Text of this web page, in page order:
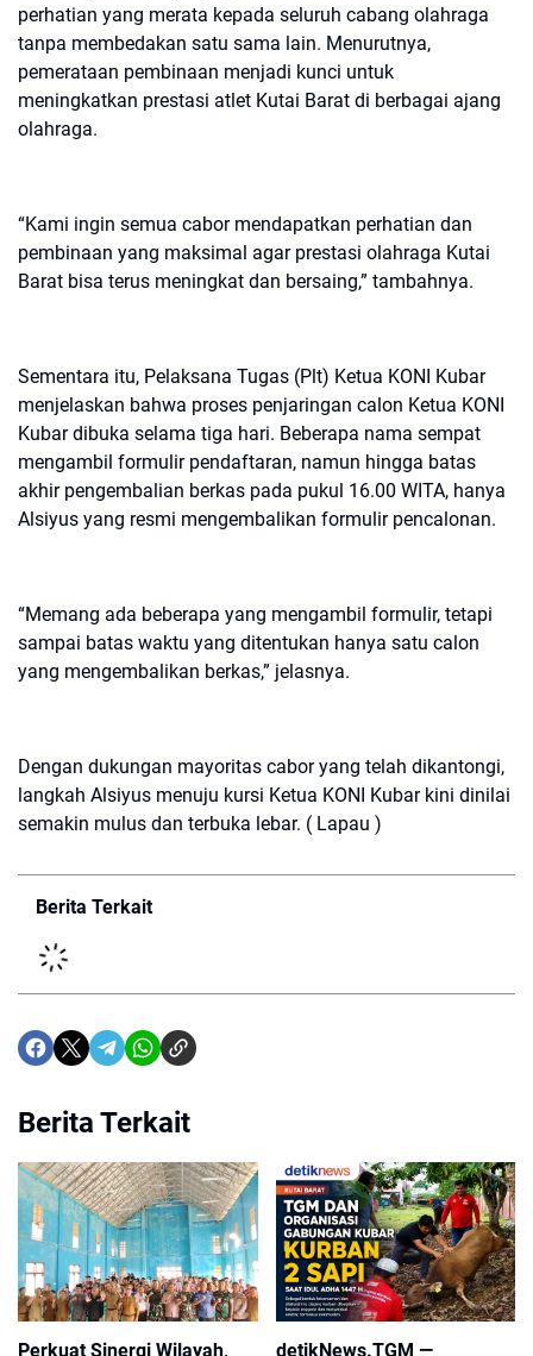
perhatian yang merata kepada seluruh cabang olahraga
tanpa membedakan satu sama lain. Menurutnya,
pemerataan pembinaan menjadi kunci untuk
meningkatkan prestasi atlet Kutai Barat di berbagai ajang
olahraga.
“Kami ingin semua cabor mendapatkan perhatian dan
pembinaan yang maksimal agar prestasi olahraga Kutai
Barat bisa terus meningkat dan bersaing,” tambahnya.
Sementara itu, Pelaksana Tugas (Plt) Ketua KONI Kubar
menjelaskan bahwa proses penjaringan calon Ketua KONI
Kubar dibuka selama tiga hari. Beberapa nama sempat
mengambil formulir pendaftaran, namun hingga batas
akhir pengembalian berkas pada pukul 16.00 WITA, hanya
Alsiyus yang resmi mengembalikan formulir pencalonan.
“Memang ada beberapa yang mengambil formulir, tetapi
sampai batas waktu yang ditentukan hanya satu calon
yang mengembalikan berkas,” jelasnya.
Dengan dukungan mayoritas cabor yang telah dikantongi,
langkah Alsiyus menuju kursi Ketua KONI Kubar kini dinilai
semakin mulus dan terbuka lebar. ( Lapau )
Berita Terkait
Berita Terkait
Perkuat Sinergi Wilayah, detikNews.TGM —